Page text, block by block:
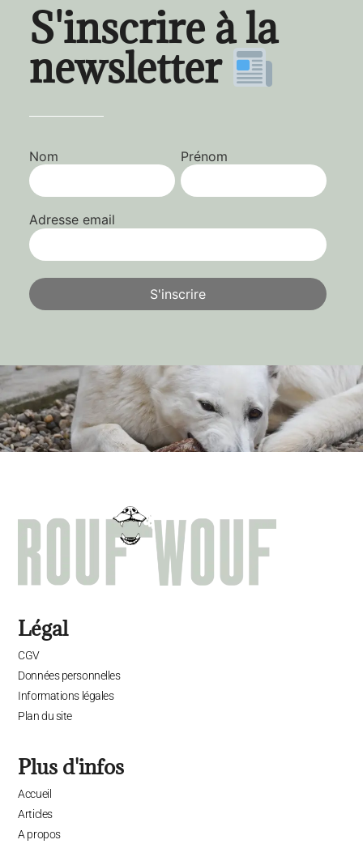
S'inscrire à la
newsletter
Nom Prénom
Adresse email
Légal
CGV
Données personnelles
Informations légales
Plan du site
Plus d'infos
Accueil
Articles
A propos